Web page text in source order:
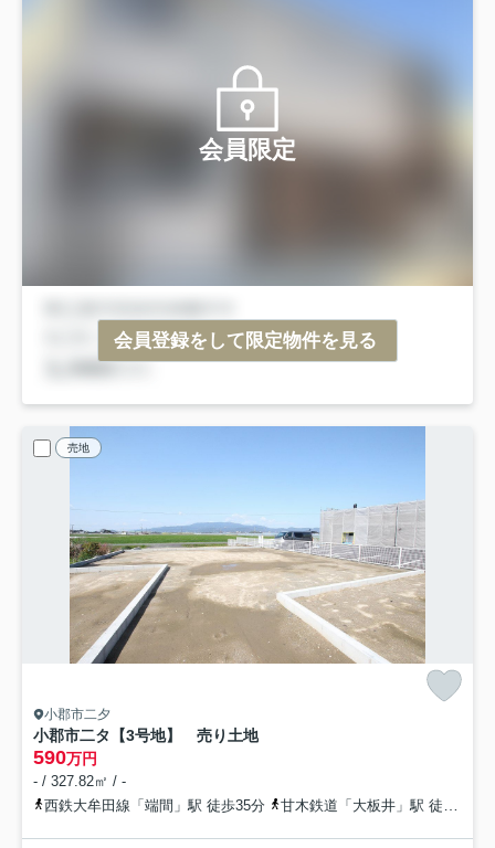
会員限定
会員登録をして限定物件を見る
売地
小郡市二夕
小郡市二タ【3号地】 売り土地
590万円
- / 327.82㎡ / -
西鉄大牟田線「端間」駅 徒歩35分
甘木鉄道「大板井」駅 徒歩35分